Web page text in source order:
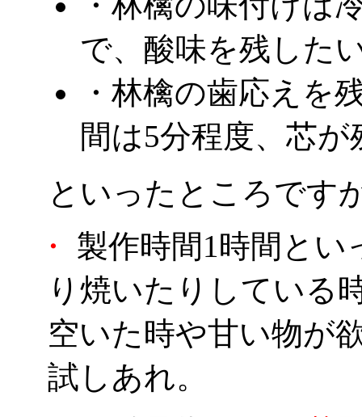
で、酸味を残した
・林檎の歯応えを
間は5分程度、芯
といったところです
・
製作時間1時間と
り焼いたりしている
空いた時や甘い物が
試しあれ。